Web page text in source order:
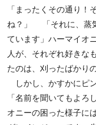
「まったくその通り
ね？」 「それに、蒸
ています」ハーマイオ
人が、それぞれ好きな
たのは、刈ったばかり
しかし、かすかにピ
「名前を聞いてもよろ
オニーの困った様子に